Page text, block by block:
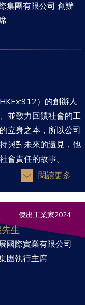
集團有限公司 創辦
）的創辦人
並致力回饋社會的工
立身之本，所以公司
與對未來的遠見，他
會責任的故事。
閱讀更多
傑出工業家2024
生
國際實業有限公司
團執行主席